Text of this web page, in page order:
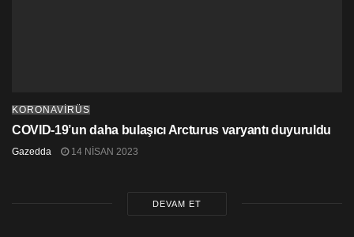
KORONAVİRÜS
COVID-19’un daha bulaşıcı Arcturus varyantı duyuruldu
Gazedda 14 NISAN 2023
DEVAM ET